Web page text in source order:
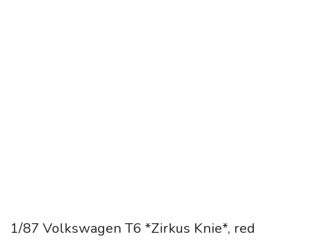
1/87 Volkswagen T6 *Zirkus Knie*, red